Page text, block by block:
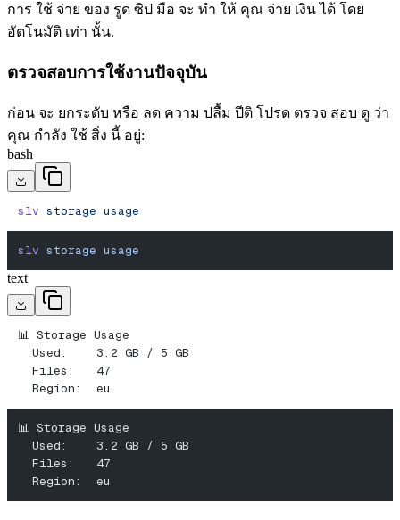
การ ใช้ จ่าย ของ รูด ซิป มือ จะ ทํา ให้ คุณ จ่าย เงิน ได้ โดย
อัตโนมัติ เท่า นั้น.
ตรวจสอบการใช้งานปัจจุบัน
ก่อน จะ ยกระดับ หรือ ลด ความ ปลื้ม ปีติ โปรด ตรวจ สอบ ดู ว่า
คุณ กําลัง ใช้ สิ่ง นี้ อยู่:
bash
slv storage usage
slv storage usage
text
📊 Storage Usage
  Used:    3.2 GB / 5 GB
  Files:   47
  Region:  eu
📊 Storage Usage
  Used:    3.2 GB / 5 GB
  Files:   47
  Region:  eu